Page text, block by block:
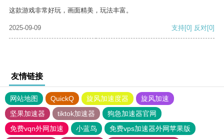
这款游戏非常好玩，画面精美，玩法丰富。
2025-09-09 支持[0] 反对[0]
友情链接
网站地图 QuickQ 旋风加速度器
旋风加速
坚果加速器
tiktok加速器
狗急加速器官网
免费vqn外网加速
小蓝鸟
免费vps加速器外网苹果版